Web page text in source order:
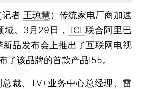
记者 王琼慧） 传统家电厂商加速
域。3月29日，TCL 联合阿里巴
品发布会上推出了互联网电视
了该品牌的首款产品I55。
裁、TV+业务中心总经理、雷